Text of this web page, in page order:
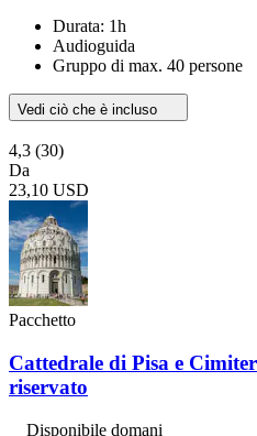
Durata: 1h
Audioguida
Gruppo di max. 40 persone
Vedi ciò che è incluso
4,3 (30)
Da
23,10 USD
Pacchetto
Cattedrale di Pisa e
riservato
Disponibile domani